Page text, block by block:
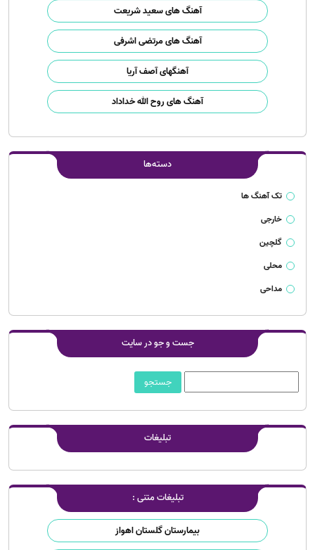
آهنگ های سعید شریعت
آهنگ های مرتضی اشرفی
آهنگهای آصف آریا
آهنگ های روح الله خداداد
دسته‌ها
تک آهنگ ها
خارجی
گلچین
محلی
مداحی
جست و جو در سایت
تبلیغات
تبلیغات متنی :
بیمارستان گلستان اهواز